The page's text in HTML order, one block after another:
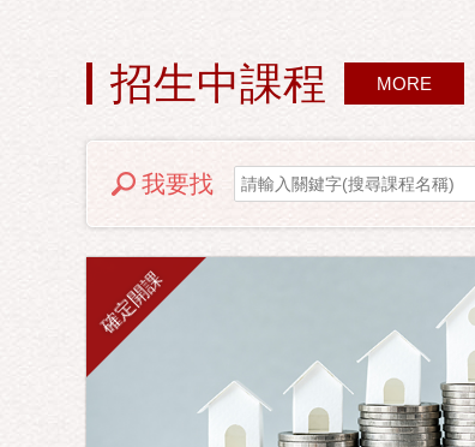
招生中課程 MORE
我要找
確定開課